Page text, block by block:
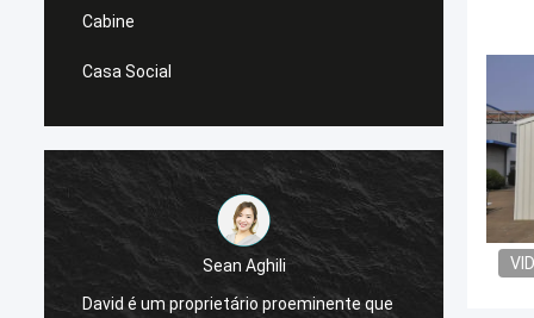
Cabine
Casa Social
Sean Aghili
David é um proprietário proeminente que